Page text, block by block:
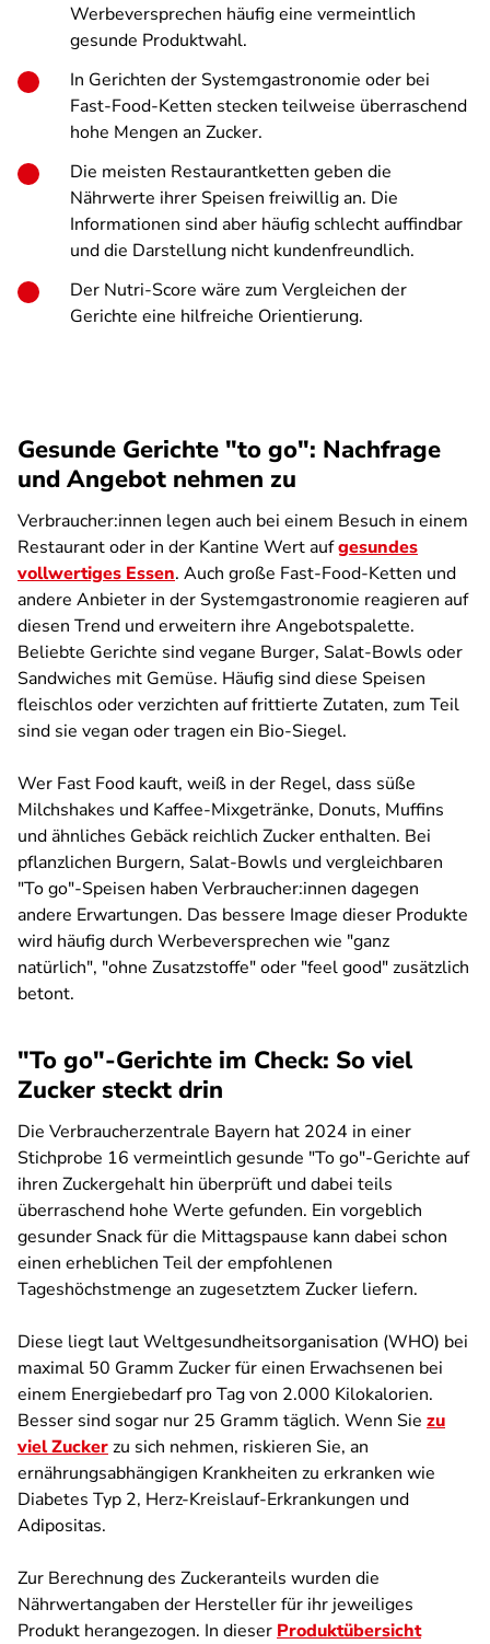
Werbeversprechen häufig eine vermeintlich
gesunde Produktwahl.
In Gerichten der Systemgastronomie oder bei
Fast-Food-Ketten stecken teilweise überraschend
hohe Mengen an Zucker.
Die meisten Restaurantketten geben die
Nährwerte ihrer Speisen freiwillig an. Die
Informationen sind aber häufig schlecht auffindbar
und die Darstellung nicht kundenfreundlich.
Der Nutri-Score wäre zum Vergleichen der
Gerichte eine hilfreiche Orientierung.
Gesunde Gerichte "to go": Nachfrage
und Angebot nehmen zu
Verbraucher:innen legen auch bei einem Besuch in einem
Restaurant oder in der Kantine Wert aufgesundes
vollwertiges Essen. Auch große Fast-Food-Ketten und
andere Anbieter in der Systemgastronomie reagieren auf
diesen Trend und erweitern ihre Angebotspalette.
Beliebte Gerichte sind vegane Burger, Salat-Bowls oder
Sandwiches mit Gemüse. Häufig sind diese Speisen
fleischlos oder verzichten auf frittierte Zutaten, zum Teil
sind sie vegan oder tragen ein Bio-Siegel.
Wer Fast Food kauft, weiß in der Regel, dass süße
Milchshakes und Kaffee-Mixgetränke, Donuts, Muffins
und ähnliches Gebäck reichlich Zucker enthalten. Bei
pflanzlichen Burgern, Salat-Bowls und vergleichbaren
"To go"-Speisen haben Verbraucher:innen dagegen
andere Erwartungen. Das bessere Image dieser Produkte
wird häufig durch Werbeversprechen wie "ganz
natürlich", "ohne Zusatzstoffe" oder "feel good" zusätzlich
betont.
"To go"-Gerichte im Check: So viel
Zucker steckt drin
Die Verbraucherzentrale Bayern hat 2024 in einer
Stichprobe 16 vermeintlich gesunde "To go"-Gerichte auf
ihren Zuckergehalt hin überprüft und dabei teils
überraschend hohe Werte gefunden. Ein vorgeblich
gesunder Snack für die Mittagspause kann dabei schon
einen erheblichen Teil der empfohlenen
Tageshöchstmenge an zugesetztem Zucker liefern.
Diese liegt laut Weltgesundheitsorganisation (WHO) bei
maximal 50 Gramm Zucker für einen Erwachsenen bei
einem Energiebedarf pro Tag von 2.000 Kilokalorien.
Besser sind sogar nur 25 Gramm täglich. Wenn Sie zu
viel Zuckerzu sich nehmen, riskieren Sie, an
ernährungsabhängigen Krankheiten zu erkranken wie
Diabetes Typ 2, Herz-Kreislauf-Erkrankungen und
Adipositas.
Zur Berechnung des Zuckeranteils wurden die
Nährwertangaben der Hersteller für ihr jeweiliges
Produkt herangezogen. In dieser Produktübersicht